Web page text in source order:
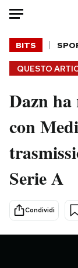
HOME
Italia
Politica
Tecnologia
Scienza
Cultura
Economia
Sport
QUESTO
BITS
Dazn
con
Serie A
Condividi